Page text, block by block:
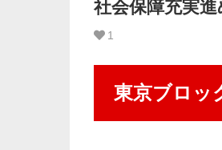
社会保障充実進
1
東京ブロ